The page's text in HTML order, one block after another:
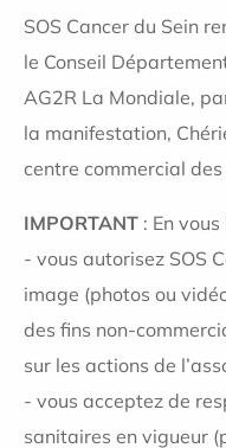
SOS Cancer du Sein
le Conseil
AG2R La Mondiale,
la manifestation,
centre commercial
IMPORTANT : En
- vous autorisez SOS
image (photos ou
des fins non-
sur les actions de
- vous acceptez de
sanitaires en vigueur